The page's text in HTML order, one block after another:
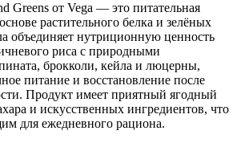
Greens от Vega — это питательная
растительного белка и зелёных
объединяет нутриционную ценность
риса с природными
брокколи, кейла и люцерны,
питание и восстановление после
Продукт имеет приятный ягодный
и искусственных ингредиентов, что
для ежедневного рациона.